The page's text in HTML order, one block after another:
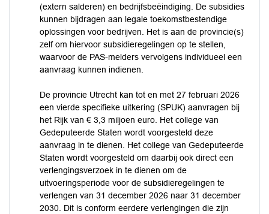
(extern salderen) en bedrijfsbeëindiging. De subsidies
kunnen bijdragen aan legale toekomstbestendige
oplossingen voor bedrijven. Het is aan de provincie(s)
zelf om hiervoor subsidieregelingen op te stellen,
waarvoor de PAS-melders vervolgens individueel een
aanvraag kunnen indienen.
De provincie Utrecht kan tot en met 27 februari 2026
een vierde specifieke uitkering (SPUK) aanvragen bij
het Rijk van € 3,3 miljoen euro. Het college van
Gedeputeerde Staten wordt voorgesteld deze
aanvraag in te dienen. Het college van Gedeputeerde
Staten wordt voorgesteld om daarbij ook direct een
verlengingsverzoek in te dienen om de
uitvoeringsperiode voor de subsidieregelingen te
verlengen van 31 december 2026 naar 31 december
2030. Dit is conform eerdere verlengingen die zijn